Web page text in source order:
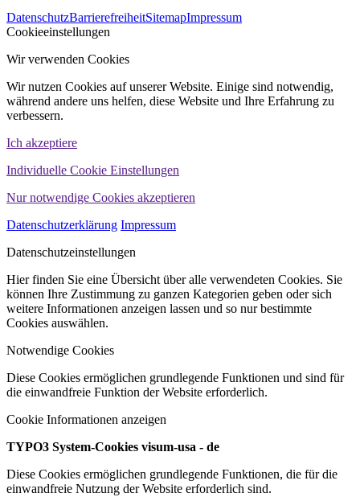
WINHELLER GmbH
DatenschutzBarrierefreiheitSitemapImpressum
Cookieeinstellungen
Wir verwenden Cookies
Wir nutzen Cookies auf unserer Website. Einige sind notwendig,
während andere uns helfen, diese Website und Ihre Erfahrung zu
verbessern.
Ich akzeptiere
Individuelle Cookie Einstellungen
Nur notwendige Cookies akzeptieren
Datenschutzerklärung Impressum
Datenschutzeinstellungen
Hier finden Sie eine Übersicht über alle verwendeten Cookies. Sie
können Ihre Zustimmung zu ganzen Kategorien geben oder sich
weitere Informationen anzeigen lassen und so nur bestimmte
Cookies auswählen.
Notwendige Cookies
Diese Cookies ermöglichen grundlegende Funktionen und sind für
die einwandfreie Funktion der Website erforderlich.
Cookie Informationen anzeigen
TYPO3 System-Cookies visum-usa - de
Diese Cookies ermöglichen grundlegende Funktionen, die für die
einwandfreie Nutzung der Website erforderlich sind.